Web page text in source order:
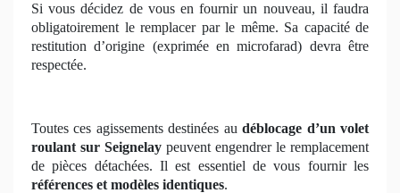
Si vous décidez de vous en fournir un nouveau, il faudra
obligatoirement le remplacer par le même. Sa capacité de
restitution d’origine (exprimée en microfarad) devra être
respectée.
Toutes ces agissements destinées audéblocage d’un volet
roulant sur Seignelay peuvent engendrer le remplacement
de pièces détachées. Il est essentiel de vous fournir les
références et modèles identiques.